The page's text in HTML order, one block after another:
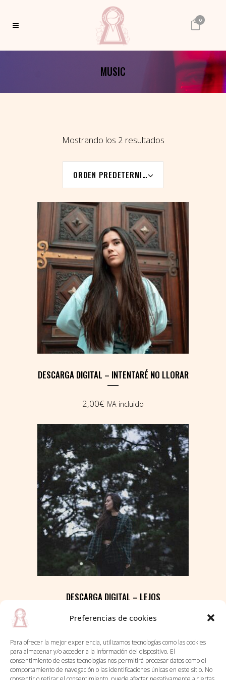
Preferencias de cookies
Para ofrecer la mejor experiencia, utilizamos tecnologías como las cookies
para almacenar y/o acceder a la información del dispositivo. El
consentimiento de estas tecnologías nos permitirá procesar datos como el
comportamiento de navegación o las identificaciones únicas en este sitio. No
0
MUSIC
Mostrando los 2 resultados
ORDEN PREDETERMINADO
DESCARGA DIGITAL – INTENTARÉ NO LLORAR
2,00€ IVA incluido
DESCARGA DIGITAL – LEJOS